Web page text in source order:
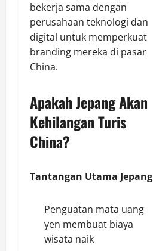
bekerja sama dengan
perusahaan teknologi dan
digital untuk memperkuat
branding mereka di pasar
China.
Apakah Jepang Akan
Kehilangan Turis
China?
Tantangan Utama Jepang
Penguatan mata uang
yen membuat biaya
wisata naik